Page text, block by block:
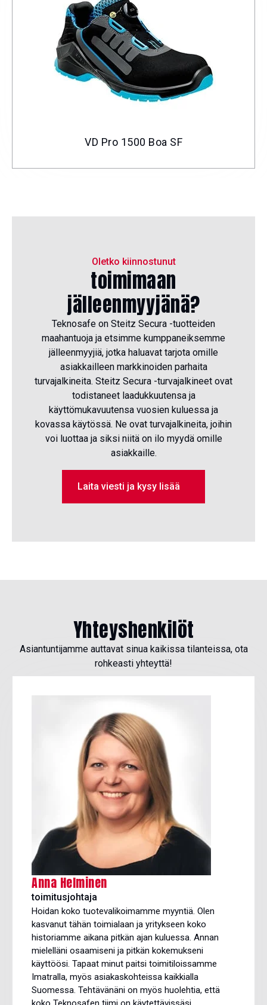
VD Pro 1500 Boa SF
Oletko kiinnostunut
toimimaan
jälleenmyyjänä?
Teknosafe on Steitz Secura -tuotteiden
maahantuoja ja etsimme kumppaneiksemme
jälleenmyyjiä, jotka haluavat tarjota omille
asiakkailleen markkinoiden parhaita
turvajalkineita. Steitz Secura -turvajalkineet ovat
todistaneet laadukkuutensa ja
käyttömukavuutensa vuosien kuluessa ja
kovassa käytössä. Ne ovat turvajalkineita, joihin
voi luottaa ja siksi niitä on ilo myydä omille
asiakkaille.
Laita viesti ja kysy lisää
Yhteyshenkilöt
Asiantuntijamme auttavat sinua kaikissa tilanteissa, ota
rohkeasti yhteyttä!
Anna Helminen
toimitusjohtaja
Hoidan koko tuotevalikoimamme myyntiä. Olen
kasvanut tähän toimialaan ja yritykseen koko
historiamme aikana pitkän ajan kuluessa. Annan
mielelläni osaamiseni ja pitkän kokemukseni
käyttöösi. Tapaat minut paitsi toimitiloissamme
Imatralla, myös asiakaskohteissa kaikkialla
Suomessa. Tehtävänäni on myös huolehtia, että